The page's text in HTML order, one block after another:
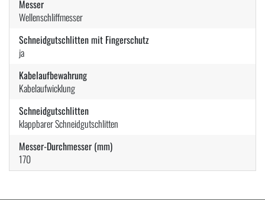
Messer
Wellenschliffmesser
Schneidgutschlitten mit Fingerschutz
ja
Kabelaufbewahrung
Kabelaufwicklung
Schneidgutschlitten
klappbarer Schneidgutschlitten
Messer-Durchmesser (mm)
170